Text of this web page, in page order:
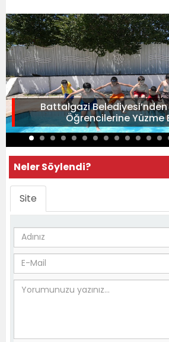
Battalgazi Belediyesi’nden
Öğrencilerine Yüzme
Neler Söylendi?
Site